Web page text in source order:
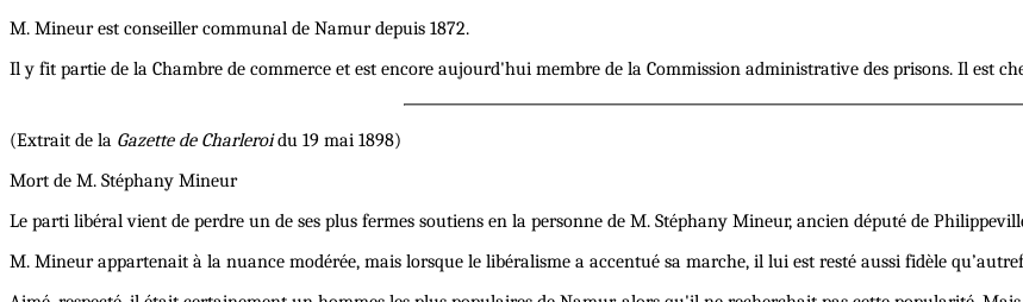
M. Mineur est conseiller communal de Namur depuis 1872.
Il y fit partie de la Chambre de commerce et est encore aujourd'hui membre de la Commission administrative des prisons. Il est
(Extrait de la Gazette de Charleroidu 19 mai 1898)
Mort de M. Stéphany Mineur
Le parti libéral vient de perdre un de ses plus fermes soutiens en la personne de M. Stéphany Mineur, ancien député de
M. Mineur appartenait à la nuance modérée, mais lorsque le libéralisme a accentué sa marche, il lui est resté aussi fidèle